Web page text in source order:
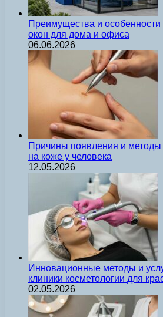
Преимущества и
окон для дома и офиса
06.06.2026
Причины появления и
на коже у человека
12.05.2026
Инновационные методы и
клиники косметологии для
02.05.2026